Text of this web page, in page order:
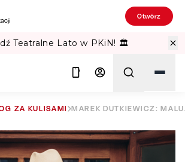
Otwórz
Teatralne Lato w PKiN! 🏛️
Szukaj
ZA KULISAMI MAREK DUTKIEWICZ: